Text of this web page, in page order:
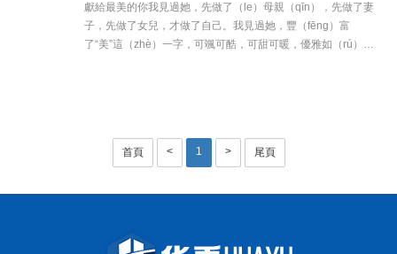
獻給最美的你我見過她，先做了（le）母親（qīn），先做了妻
子，先做了女兒，才做了自己。我見過她，豐（fēng）富
了“美”這（zhè）一字，可颯可酷，可甜可暖，優雅如（rú）
首頁 < 1 > 尾頁